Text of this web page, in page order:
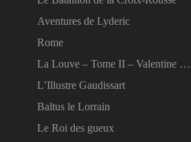
Aventures de Lyderic
Rome
La Louve – Tome II – Valentine …
L’Illustre Gaudissart
Baltus le Lorrain
Le Roi des gueux